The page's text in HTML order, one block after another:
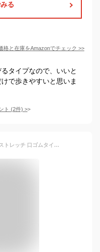
る
格と在庫をAmazonでチェック >>
タイプなので、いいと
で歩きやすいと思いま
ト (2件) >
子供 たびソックス 足袋ソックス ストレッチ 口ゴムタイプ すべり止め付き 足袋靴下 キッズ